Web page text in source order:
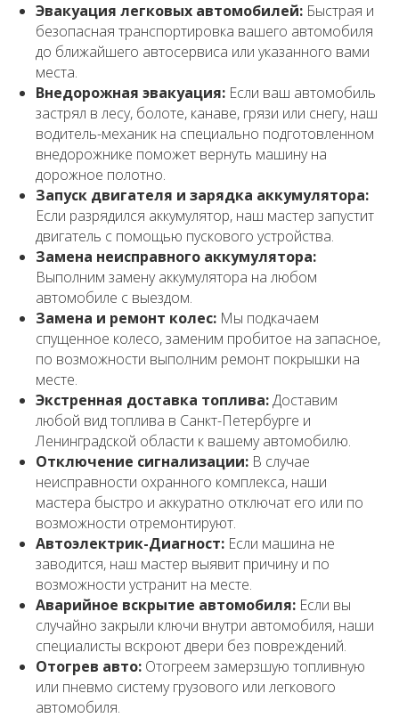
Эвакуация легковых автомобилей: Быстрая и
безопасная транспортировка вашего автомобиля
до ближайшего автосервиса или указанного вами
места.
Внедорожная эвакуация: Если ваш автомобиль
застрял в лесу, болоте, канаве, грязи или снегу, наш
водитель-механик на специально подготовленном
внедорожнике поможет вернуть машину на
дорожное полотно.
Запуск двигателя и зарядка аккумулятора:
Если разрядился аккумулятор, наш мастер запустит
двигатель с помощью пускового устройства.
Замена неисправного аккумулятора:
Выполним замену аккумулятора на любом
автомобиле с выездом.
Замена и ремонт колес: Мы подкачаем
спущенное колесо, заменим пробитое на запасное,
по возможности выполним ремонт покрышки на
месте.
Экстренная доставка топлива:Доставим
любой вид топлива в Санкт-Петербурге и
Ленинградской области к вашему автомобилю.
Отключение сигнализации: В случае
неисправности охранного комплекса, наши
мастера быстро и аккуратно отключат его или по
возможности отремонтируют.
Автоэлектрик-Диагност: Если машина не
заводится, наш мастер выявит причину и по
возможности устранит на месте.
Аварийное вскрытие автомобиля: Если вы
случайно закрыли ключи внутри автомобиля, наши
специалисты вскроют двери без повреждений.
Отогрев авто: Отогреем замерзшую топливную
или пневмо систему грузового или легкового
автомобиля.